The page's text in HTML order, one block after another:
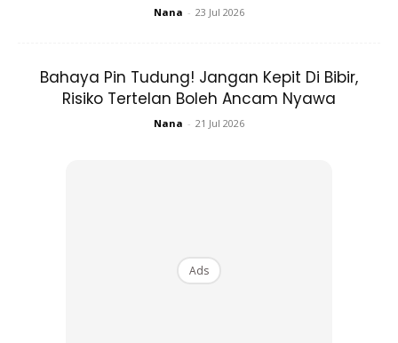
View this post on Instagram
Nana - 23 Jul 2026
Bahaya Pin Tudung! Jangan Kepit Di Bibir,
Risiko Tertelan Boleh Ancam Nyawa
Nana - 21 Jul 2026
Ads